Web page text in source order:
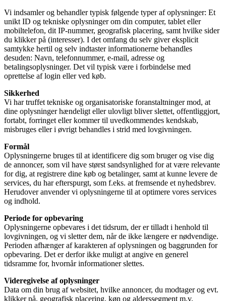
Vi indsamler og behandler typisk følgende typer af oplysninger: Et
unikt ID og tekniske oplysninger om din computer, tablet eller
mobiltelefon, dit IP-nummer, geografisk placering, samt hvilke sider
du klikker på (interesser). I det omfang du selv giver eksplicit
samtykke hertil og selv indtaster informationerne behandles
desuden: Navn, telefonnummer, e-mail, adresse og
betalingsoplysninger. Det vil typisk være i forbindelse med
oprettelse af login eller ved køb.
Sikkerhed
Vi har truffet tekniske og organisatoriske foranstaltningermod, at
dine oplysninger hændeligt eller ulovligt bliver slettet, offentliggjort,
fortabt, forringet eller kommer til uvedkommendes kendskab,
misbruges eller i øvrigt behandles i strid med lovgivningen.
Formål
Oplysningerne bruges til at identificere dig som bruger og vise dig
de annoncer, som vil have størst sandsynlighed for at være relevante
for dig, at registrere dine køb og betalinger, samt at kunne levere de
services, du har efterspurgt, som f.eks. at fremsende et nyhedsbrev.
Herudover anvender vi oplysningerne til at optimere vores services
og indhold.
Periode for opbevaring
Oplysningerne opbevares i det tidsrum, der er tilladt i henhold til
lovgivningen, og vi sletter dem, når de ikke længere er nødvendige.
Perioden afhænger af karakteren af oplysningen og baggrunden for
opbevaring. Det er derfor ikke muligt at angive en generel
tidsramme for, hvornår informationer slettes.
Videregivelse af oplysninger
Data om din brug af websitet, hvilke annoncer, du modtager og evt.
klikker på, geografisk placering, køn og alderssegment m.v.